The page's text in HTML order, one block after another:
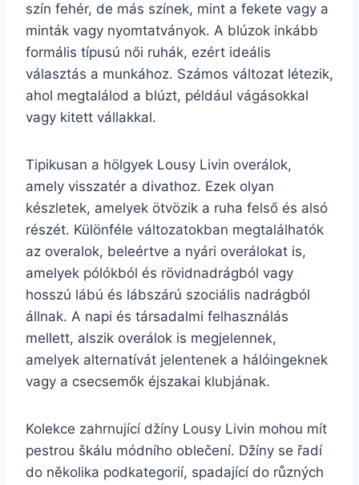
szín fehér, de más színek, mint a fekete vagy a
minták vagy nyomtatványok. A blúzok inkább
formális típusú női ruhák, ezért ideális
választás a munkához. Számos változat létezik,
ahol megtalálod a blúzt, például vágásokkal
vagy kitett vállakkal.
Tipikusan a hölgyek Lousy Livin overálok,
amely visszatér a divathoz. Ezek olyan
készletek, amelyek ötvözik a ruha felső és alsó
részét. Különféle változatokban megtalálhatók
az overalok, beleértve a nyári overálokat is,
amelyek pólókból és rövidnadrágból vagy
hosszú lábú és lábszárú szociális nadrágból
állnak. A napi és társadalmi felhasználás
mellett, alszik overálok is megjelennek,
amelyek alternatívát jelentenek a hálóingeknek
vagy a csecsemők éjszakai klubjának.
Kolekce zahrnující džíny Lousy Livin mohou mít
pestrou škálu módního oblečení. Džíny se řadí
do několika podkategorií, spadající do různých